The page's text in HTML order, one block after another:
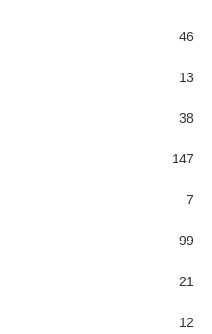
46
13
38
147
7
99
21
12